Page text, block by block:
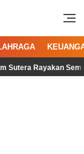
Rayakan